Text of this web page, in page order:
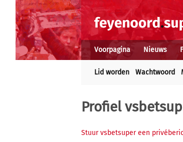
Voorpagina Nieuws
Lid worden Wachtwoord
Profiel
Stuur vsbetsuper een